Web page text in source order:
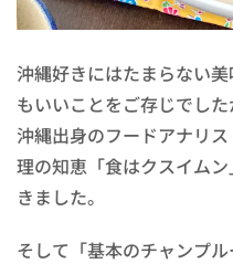
沖縄好きにはたまらない
もいいことをご存じでした
沖縄出身のフードアナリ
理の知恵「食はクスイム
きました。
そして「基本のチャンプ